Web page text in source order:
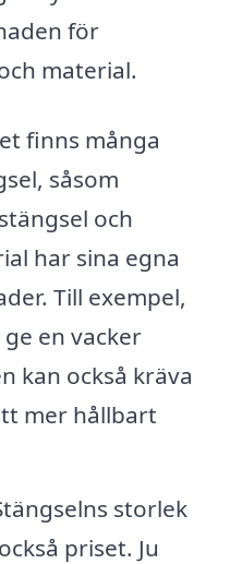
för
material.
finns många
såsom
och
har sina egna
Till exempel,
en vacker
kan också kräva
mer hållbart
storlek
priset. Ju